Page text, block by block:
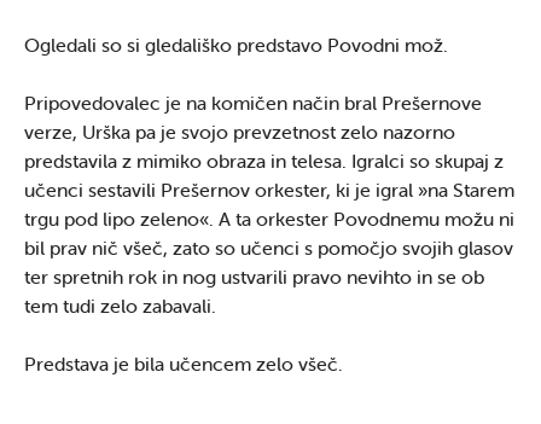
Ogledali so si gledališko predstavo Povodni mož.
Pripovedovalec je na komičen način bral Prešernove
verze, Urška pa je svojo prevzetnost zelo nazorno
predstavila z mimiko obraza in telesa. Igralci so skupaj z
učenci sestavili Prešernov orkester, ki je igral »na Starem
trgu pod lipo zeleno«. A ta orkester Povodnemu možu ni
bil prav nič všeč, zato so učenci s pomočjo svojih glasov
ter spretnih rok in nog ustvarili pravo nevihto in se ob
tem tudi zelo zabavali.
Predstava je bila učencem zelo všeč.